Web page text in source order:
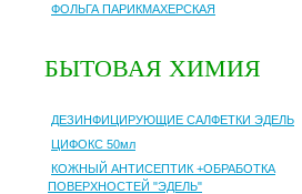
ФОЛЬГА ПАРИКМАХЕРСКАЯ
БЫТОВАЯ ХИМИЯ
ДЕЗИНФИЦИРУЮЩИЕ САЛФЕТКИ ЭДЕЛЬ
ЦИФОКС 50мл
КОЖНЫЙ АНТИСЕПТИК +ОБРАБОТКА
ПОВЕРХНОСТЕЙ "ЭДЕЛЬ"